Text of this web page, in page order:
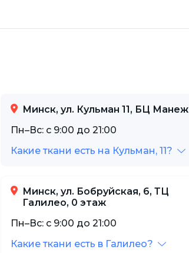
Минск, ул. Кульман 11, БЦ Манеж
Пн–Вс: с 9:00 до 21:00
Какие ткани есть на Кульман, 11?
Минск, ул. Бобруйская, 6, ТЦ
Галилео, 0 этаж
Пн–Вс: с 9:00 до 21:00
Какие ткани есть в Галилео?